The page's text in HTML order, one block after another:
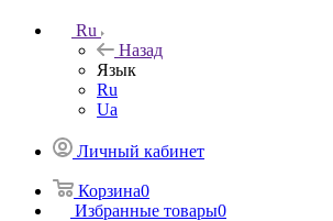
Ru
Назад
Язык
Ru
Ua
Личный кабинет
Корзина0
Избранные товары0